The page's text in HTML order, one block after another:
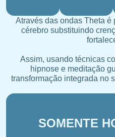
Através das ondas Theta é
cérebro substituindo
Assim, usando técnicas
hipnose e meditação
transformação integrada no
SOMENTE